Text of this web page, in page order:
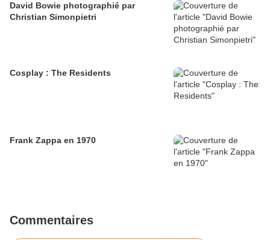
David Bowie photographié par
Christian Simonpietri
Cosplay : The Residents
Frank Zappa en 1970
Commentaires